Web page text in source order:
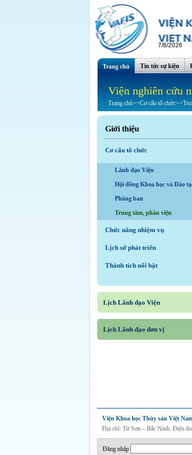
7/8/2026
Trang chủ Tin tức sự kiện
Viện nghiên cứu
Trang chủ>>Cơ cấu tổ chức>>
Giới thiệu
Cơ cấu tổ chức
Lãnh đạo Viện
Hội đồng Khoa học và Đào
Phòng ban
Trung tâm, phân viện
Chức năng nhiệm vụ
Lịch sử phát triển
Thành tích nổi bật
Lịch Lãnh đạo Viện
Lịch Lãnh đạo đơn vị
Viện Khoa học Thủy sản Việt
Địa chỉ: Từ Sơn – Bắc Ninh. Điện
Đăng nhập